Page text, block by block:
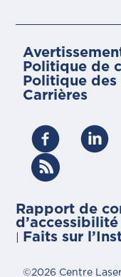
Politique de
Politique
Carrières
Rapport de
d’accessibilité
Faits sur
©2026 Centre